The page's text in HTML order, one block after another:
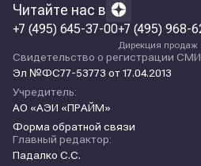
Читайте нас в
+7 (495) 645-37-00+7 (495) 968-
Дирекция продаж
Свидетельство о регистрации
Эл №ФС77-53773 от 17.04.2013
Учредитель:
АО «АЭИ «ПРАЙМ»
Форма обратной связи
Главный редактор:
Падалко С.С.